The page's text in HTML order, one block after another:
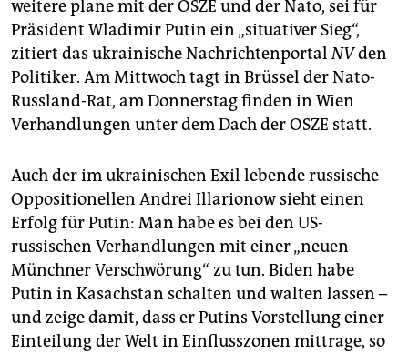
weitere plane mit der OSZE und der Nato, sei für
Präsident Wladimir Putin ein „situa­tiver Sieg“,
zitiert das ukrainische NachrichtenportalNVden
Politiker. Am Mittwoch tagt in Brüssel der Nato-
Russland-Rat, am Donnerstag finden in Wien
Verhandlungen unter dem Dach der OSZE statt.
Auch der im ukrainischen Exil lebende russische
Oppositionellen Andrei Illarionow sieht einen
Erfolg für Putin: Man habe es bei den US-
russischen Verhandlungen mit einer „neuen
Münchner Verschwörung“ zu tun. Biden habe
Putin in Kasachstan schalten und walten lassen –
und zeige damit, dass er Putins Vorstellung einer
Einteilung der Welt in Einflusszonen mittrage, so